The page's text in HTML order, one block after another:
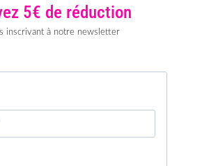
5€ de réduction
inscrivant à notre newsletter